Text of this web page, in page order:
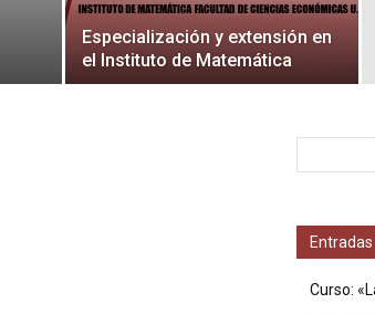
Especialización y extensión en
el Instituto de Matemática
Curso: